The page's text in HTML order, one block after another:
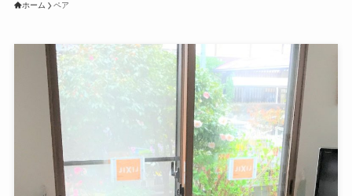
ホーム ペア